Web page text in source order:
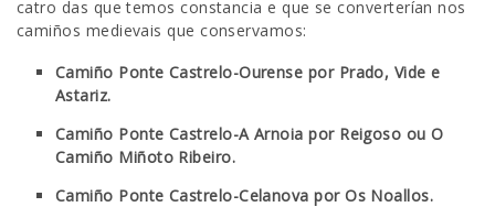
catro das que temos constancia e que se converterían nos
camiños medievais que conservamos:
Camiño Ponte Castrelo-Ourense por Prado, Vide e
Astariz.
Camiño Ponte Castrelo-A Arnoia por Reigoso ou O
Camiño Miñoto Ribeiro.
Camiño Ponte Castrelo-Celanova por Os Noallos.